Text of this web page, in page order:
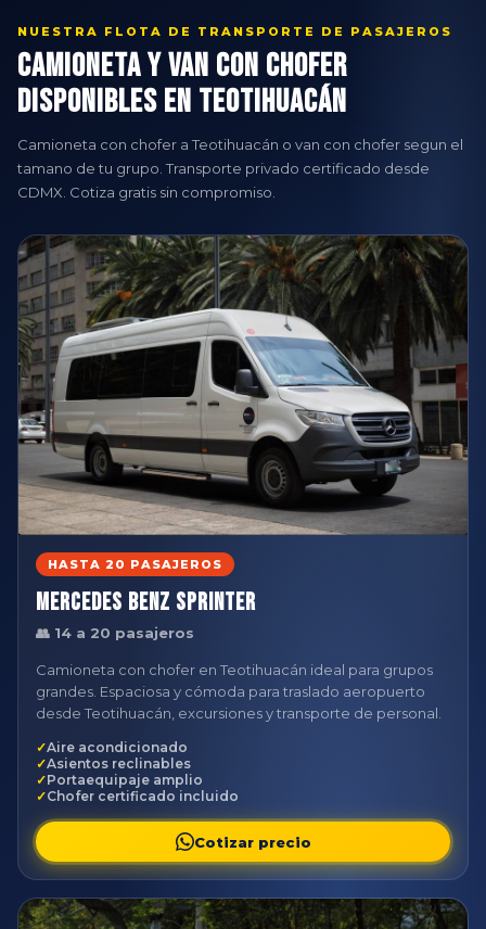
NUESTRA FLOTA DE TRANSPORTE DE PASAJEROS
Camioneta y Van con Chofer
Disponibles en Teotihuacán
Camioneta con chofer a Teotihuacán o van con chofer segun el
tamano de tu grupo. Transporte privado certificado desde
CDMX. Cotiza gratis sin compromiso.
HASTA 20 PASAJEROS
Mercedes Benz Sprinter
👥 14 a 20 pasajeros
Camioneta con chofer en Teotihuacán ideal para grupos
grandes. Espaciosa y cómoda para traslado aeropuerto
desde Teotihuacán, excursiones y transporte de personal.
Aire acondicionado
Asientos reclinables
Portaequipaje amplio
Chofer certificado incluido
Cotizar precio